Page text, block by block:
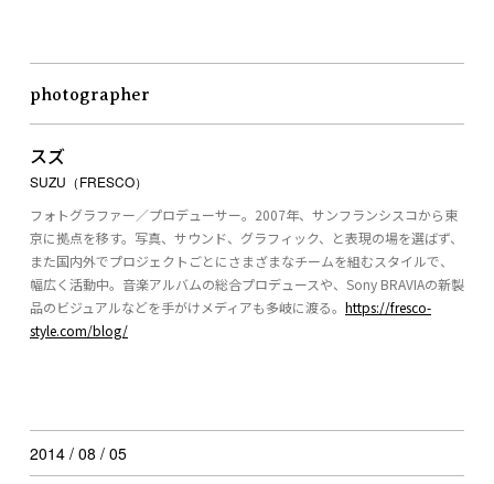
photographer
スズ
SUZU（FRESCO）
フォトグラファー／プロデューサー。2007年、サンフランシスコから東
京に拠点を移す。写真、サウンド、グラフィック、と表現の場を選ばず、
また国内外でプロジェクトごとにさまざまなチームを組むスタイルで、
幅広く活動中。音楽アルバムの総合プロデュースや、Sony BRAVIAの新製
品のビジュアルなどを手がけメディアも多岐に渡る。 https://fresco-
style.com/blog/
2014 / 08 / 05